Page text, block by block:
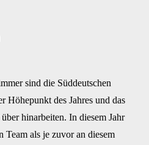
sind die Süddeutschen
Höhepunkt des Jahres und das
hinarbeiten. In diesem Jahr
als je zuvor an diesem